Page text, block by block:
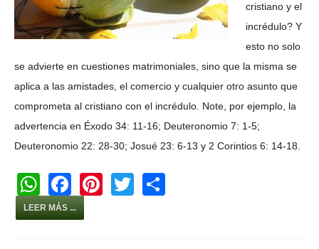
cristiano y el
incrédulo? Y
esto no solo
se advierte en cuestiones matrimoniales, sino que la misma se
aplica a las amistades, el comercio y cualquier otro asunto que
comprometa al cristiano con el incrédulo. Note, por ejemplo, la
advertencia en Éxodo 34: 11-16; Deuteronomio 7: 1-5;
Deuteronomio 22: 28-30; Josué 23: 6-13 y 2 Corintios 6: 14-18.
W
h
at
F
a
c
Pi
T
LEER MÁS ...